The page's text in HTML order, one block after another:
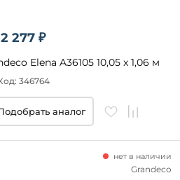
2 277 ₽
Elena A36105 10,05 x 1,06 м
346764
аналог
нет в наличии
Grandeco